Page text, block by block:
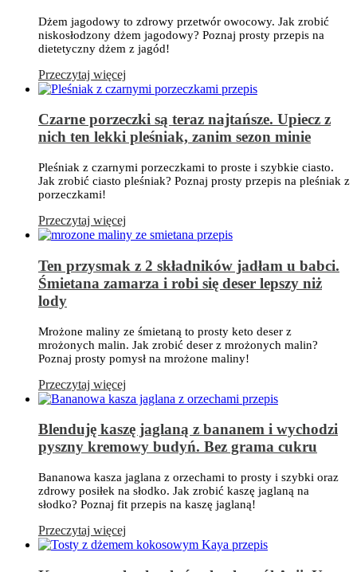
Dżem jagodowy to zdrowy przetwór owocowy. Jak zrobić
niskosłodzony dżem jagodowy? Poznaj prosty przepis na
dietetyczny dżem z jagód!
Przeczytaj więcej
Czarne porzeczki są teraz najtańsze. Upiecz z
nich ten lekki pleśniak, zanim sezon minie
Pleśniak z czarnymi porzeczkami to proste i szybkie ciasto.
Jak zrobić ciasto pleśniak? Poznaj prosty przepis na pleśniak z
porzeczkami!
Przeczytaj więcej
Ten przysmak z 2 składników jadłam u babci.
Śmietana zamarza i robi się deser lepszy niż
lody
Mrożone maliny ze śmietaną to prosty keto deser z
mrożonych malin. Jak zrobić deser z mrożonych malin?
Poznaj prosty pomysł na mrożone maliny!
Przeczytaj więcej
Blenduję kaszę jaglaną z bananem i wychodzi
pyszny kremowy budyń. Bez grama cukru
Bananowa kasza jaglana z orzechami to prosty i szybki oraz
zdrowy posiłek na słodko. Jak zrobić kaszę jaglaną na
słodko? Poznaj fit przepis na kaszę jaglaną!
Przeczytaj więcej